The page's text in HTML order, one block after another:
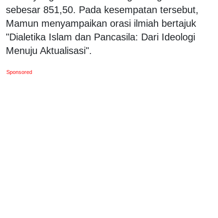
sebesar 851,50. Pada kesempatan tersebut,
Mamun menyampaikan orasi ilmiah bertajuk
"Dialetika Islam dan Pancasila: Dari Ideologi
Menuju Aktualisasi".
Sponsored